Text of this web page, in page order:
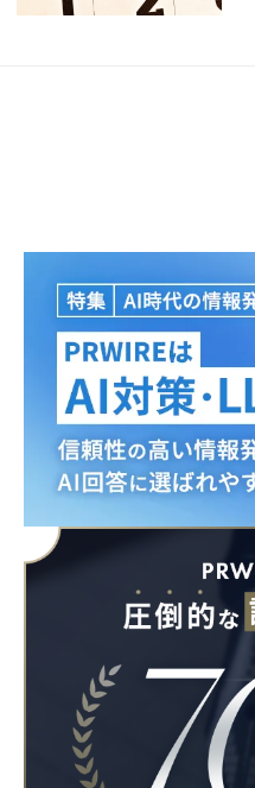
Japanese